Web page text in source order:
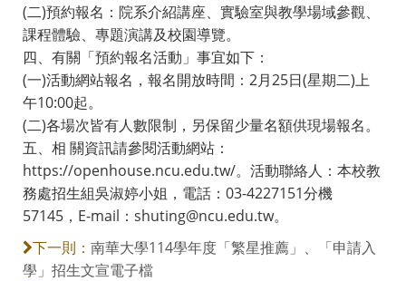
(二)預約報名：院系介紹講座、實驗室與教學場域參觀、
課程體驗、專題演講及校園導覽。
四、有關「預約報名活動」事宜如下：
(一)活動網站報名，報名開放時間：2月25日(星期二)上
午10:00起。
(二)各場次皆有人數限制，另保留少量名額供現場報名。
五、相 關資訊請參閱活動網站：
https://openhouse.ncu.edu.tw/。活動聯絡人：本校教
務處招生組吳淑婷小姐，電話：03-4227151分機
57145，E-mail：shuting@ncu.edu.tw。
下一則： 南華大學114學年度「繁星推薦」、「申請入
學」招生文宣電子檔